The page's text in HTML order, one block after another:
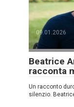
09.01.2026
Beatrice
racconta
Un racconto
silenzio.